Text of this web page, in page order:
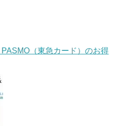
（東急カード）のお得